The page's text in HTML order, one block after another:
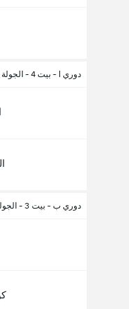
دوري ا - بيت 4 - الجولة 1
دوري ب - بيت 3 - الجولة 1